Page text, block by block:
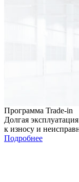
Программа Trade-in
Долгая
к износу и
Подробнее